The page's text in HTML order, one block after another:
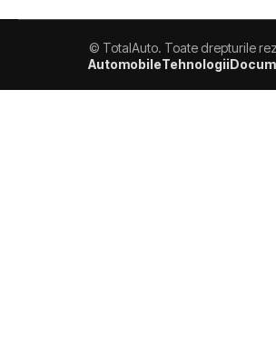
© TotalAuto. Toate drepturile
AutomobileTehnologii